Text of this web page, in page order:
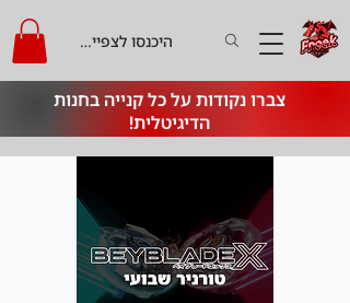
צברו נקודות על כל קנייה בחנות
הדיגיטלית!
היכנסו לצפייה בקרדיט